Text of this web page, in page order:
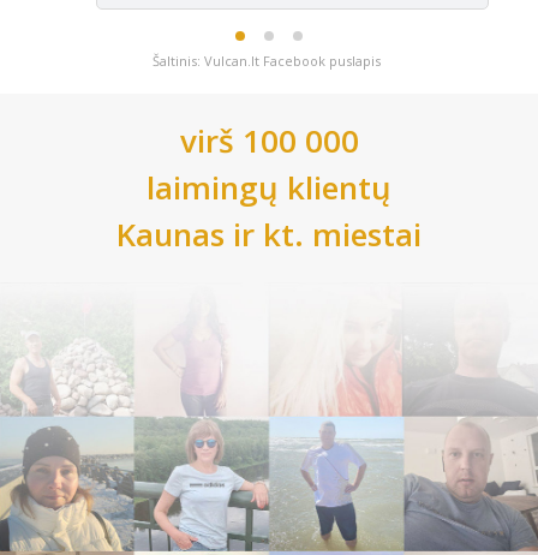
Šaltinis: Vulcan.lt Facebook puslapis
virš 100 000
laimingų klientų
Kaunas ir kt. miestai